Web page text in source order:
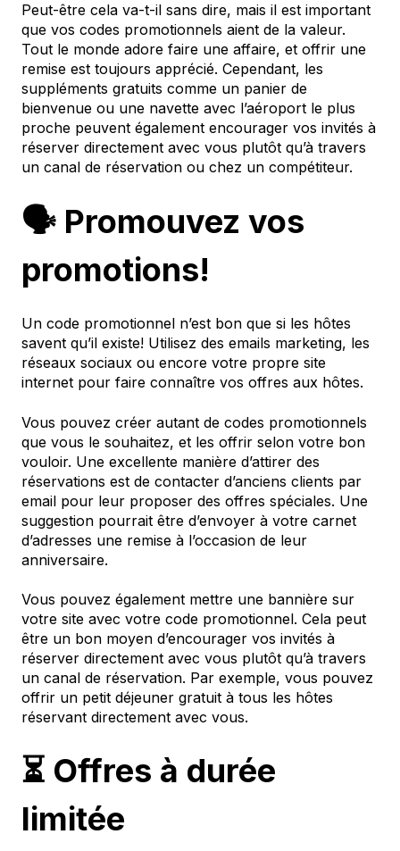
Peut-être cela va-t-il sans dire, mais il est important
que vos codes promotionnels aient de la valeur.
Tout le monde adore faire une affaire, et offrir une
remise est toujours apprécié. Cependant, les
suppléments gratuits comme un panier de
bienvenue ou une navette avec l’aéroport le plus
proche peuvent également encourager vos invités à
réserver directement avec vous plutôt qu’à travers
un canal de réservation ou chez un compétiteur.
🗣 Promouvez vos
promotions!
Un code promotionnel n’est bon que si les hôtes
savent qu’il existe! Utilisez des emails marketing, les
réseaux sociaux ou encore votre propre site
internet pour faire connaître vos offres aux hôtes.
Vous pouvez créer autant de codes promotionnels
que vous le souhaitez, et les offrir selon votre bon
vouloir. Une excellente manière d’attirer des
réservations est de contacter d’anciens clients par
email pour leur proposer des offres spéciales. Une
suggestion pourrait être d’envoyer à votre carnet
d’adresses une remise à l’occasion de leur
anniversaire.
Vous pouvez également mettre une bannière sur
votre site avec votre code promotionnel. Cela peut
être un bon moyen d’encourager vos invités à
réserver directement avec vous plutôt qu’à travers
un canal de réservation. Par exemple, vous pouvez
offrir un petit déjeuner gratuit à tous les hôtes
réservant directement avec vous.
⏳ Offres à durée
limitée